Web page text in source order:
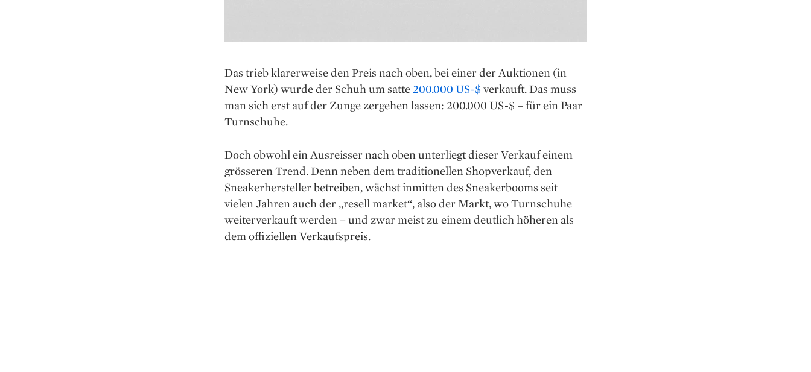
Das trieb klarerweise den Preis nach oben, bei einer der Auktionen (in
New York) wurde der Schuh um satte 200.000 US-$ verkauft. Das muss
man sich erst auf der Zunge zergehen lassen: 200.000 US-$ – für ein Paar
Turnschuhe.
Doch obwohl ein Ausreisser nach oben unterliegt dieser Verkauf einem
grösseren Trend. Denn neben dem traditionellen Shopverkauf, den
Sneakerhersteller betreiben, wächst inmitten des Sneakerbooms seit
vielen Jahren auch der „resell market“, also der Markt, wo Turnschuhe
weiterverkauft werden – und zwar meist zu einem deutlich höheren als
dem offiziellen Verkaufspreis.